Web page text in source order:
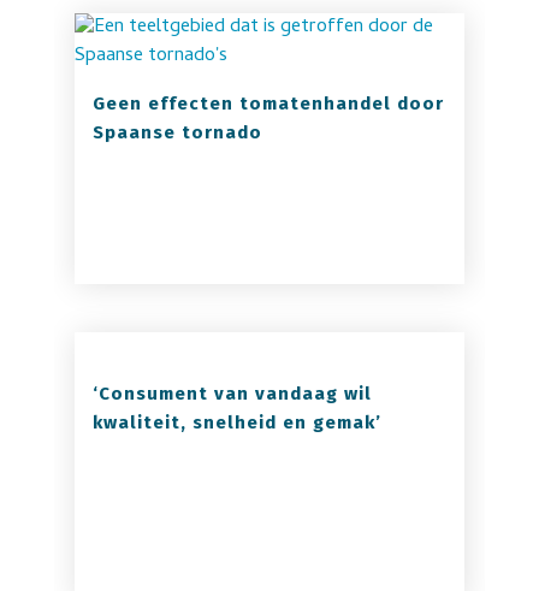
Geen effecten tomatenhandel door
Spaanse tornado
‘Consument van vandaag wil
kwaliteit, snelheid en gemak’